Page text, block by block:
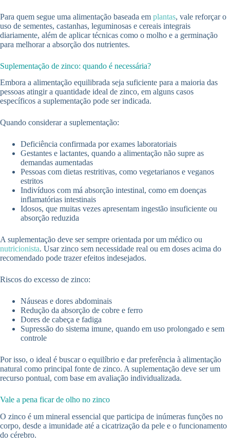
Para quem segue uma alimentação baseada em plantas, vale reforçar o
uso de sementes, castanhas, leguminosas e cereais integrais
diariamente, além de aplicar técnicas como o molho e a germinação
para melhorar a absorção dos nutrientes.
Suplementação de zinco: quando é necessária?
Embora a alimentação equilibrada seja suficiente para a maioria das
pessoas atingir a quantidade ideal de zinco, em alguns casos
específicos a suplementação pode ser indicada.
Quando considerar a suplementação:
Deficiência confirmada por exames laboratoriais
Gestantes e lactantes, quando a alimentação não supre as
demandas aumentadas
Pessoas com dietas restritivas, como vegetarianos e veganos
estritos
Indivíduos com má absorção intestinal, como em doenças
inflamatórias intestinais
Idosos, que muitas vezes apresentam ingestão insuficiente ou
absorção reduzida
A suplementação deve ser sempre orientada por um médico ou
nutricionista. Usar zinco sem necessidade real ou em doses acima do
recomendado pode trazer efeitos indesejados.
Riscos do excesso de zinco:
Náuseas e dores abdominais
Redução da absorção de cobre e ferro
Dores de cabeça e fadiga
Supressão do sistema imune, quando em uso prolongado e sem
controle
Por isso, o ideal é buscar o equilíbrio e dar preferência à alimentação
natural como principal fonte de zinco. A suplementação deve ser um
recurso pontual, com base em avaliação individualizada.
Vale a pena ficar de olho no zinco
O zinco é um mineral essencial que participa de inúmeras funções no
corpo, desde a imunidade até a cicatrização da pele e o funcionamento
do cérebro.